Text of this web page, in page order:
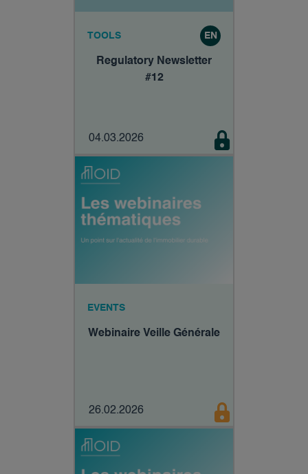
TOOLS EN
Regulatory Newsletter
#12
04.03.2026
EVENTS
Webinaire Veille Générale
26.02.2026